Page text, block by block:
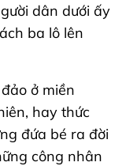
dân dưới ấy
ba lô lên
ở miền
hay thức
đứa bé ra đời
công nhân